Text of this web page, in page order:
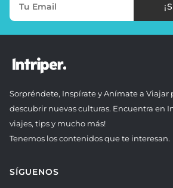
Sorpréndete, Inspírate y Anímate a Viajar
descubrir nuevas culturas. Encuentra en
viajes, tips y mucho más!
Tenemos los contenidos que te interesan.
SÍGUENOS